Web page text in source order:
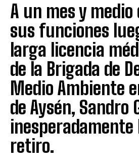
A un mes y
sus funciones
larga licencia
de la Brigada de
Medio Ambiente
de Aysén, Sandro
inesperadamente
retiro.